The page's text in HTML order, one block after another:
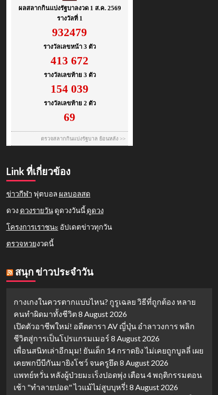
Link ที่เกี่ยวข้อง
ข่าวกีฬา ฟุตบอล ผลบอลสด
ดวง ดวงรายวันดูดวงวันนี้ ดูดวง
โครงการเราชนะ อัปเดตข่าวทุกวัน
ตรวจหวยงวดนี้
สนุก ข่าวประจำวัน
กางเกงในควรตากแบบไหน? กูรูเฉลย วิธีที่ถูกต้อง หลาย
คนทำผิดมาทั้งชีวิต8 August 2026
เปิดตัวอาชีพใหม่! อดีตดารา AV ญี่ปุ่น อำลาวงการ พลิก
ชีวิตสู่การเป็นโปรแกรมเมอร์ 8 August 2026
เพื่อนสนิทเล่าอีกมุม! ยันเด็ก 14 กราดยิง ไม่เคยถูกบูลลี่ เผย
เคยพกบีบีกันมายิงโชว์ จนครูยึด8 August 2026
แพทย์หวั่น หลังผู้ป่วยมะเร็งปอดพุ่ง เตือน 4 พฤติกรรมตอน
เช้า "ทำลายปอด" ไวแม้ไม่สูบบุหรี่! 8 August 2026